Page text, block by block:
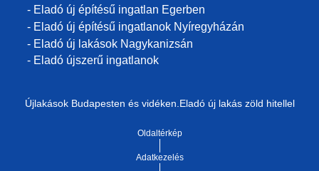
- Eladó új építésű ingatlan Egerben
- Eladó új építésű ingatlanok Nyíregyházán
- Eladó új lakások Nagykanizsán
- Eladó újszerű ingatlanok
Újlakások Budapesten és vidéken.Eladó új lakás zöld hitellel
Oldaltérkép
Adatkezelés